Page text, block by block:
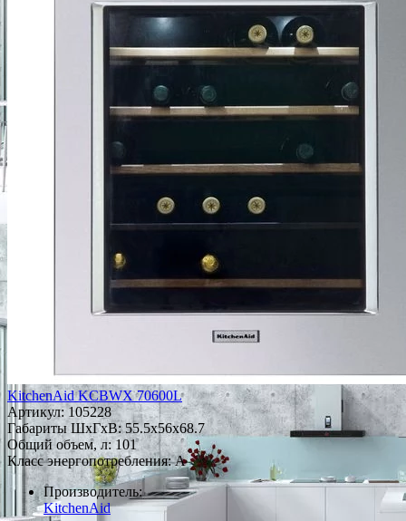
KitchenAid KCBWX 70600L
Артикул:105228
Габариты ШxГxВ: 55.5x56x68.7
Общий объем, л: 101
Класс энергопотребления: A
Производитель:
KitchenAid